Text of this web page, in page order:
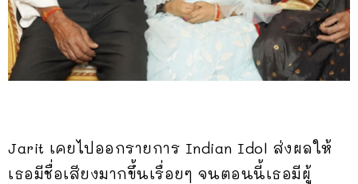
Jarit เคยไปออกรายการ Indian Idol ส่งผลให้
เธอมีชื่อเสียงมากขึ้นเรื่อยๆ จนตอนนี้เธอมีผู้